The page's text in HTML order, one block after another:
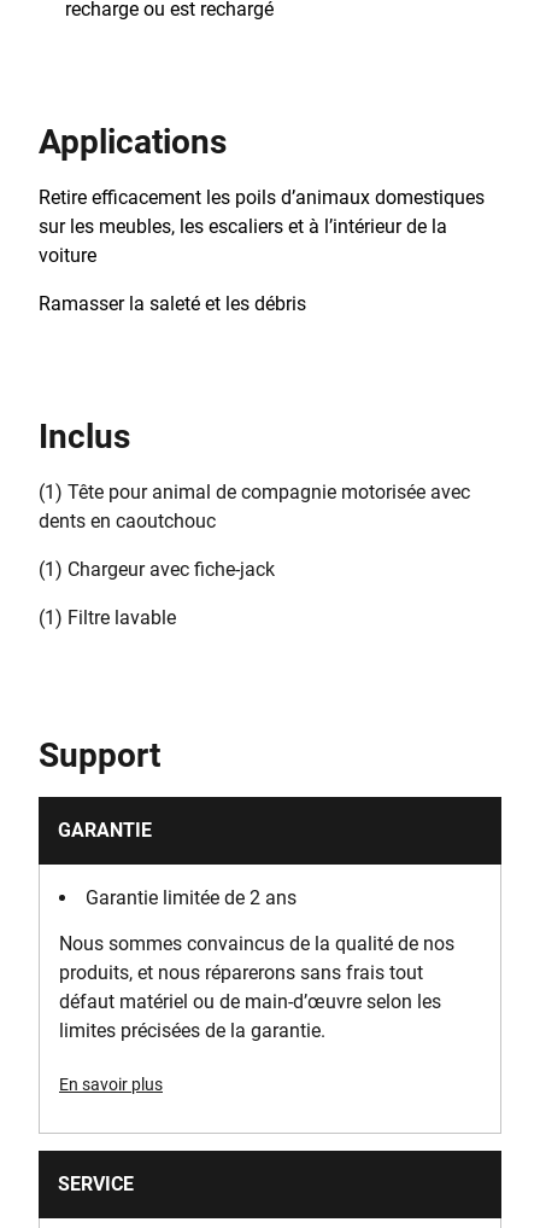
recharge ou est rechargé
Applications
Retire efficacement les poils d’animaux domestiques
sur les meubles, les escaliers et à l’intérieur de la
voiture
Ramasser la saleté et les débris
Inclus
(1) Tête pour animal de compagnie motorisée avec
dents en caoutchouc
(1) Chargeur avec fiche-jack
(1) Filtre lavable
Support
GARANTIE
Garantie limitée de 2 ans
Nous sommes convaincus de la qualité de nos
produits, et nous réparerons sans frais tout
défaut matériel ou de main-d’œuvre selon les
limites précisées de la garantie.
En savoir plus
SERVICE